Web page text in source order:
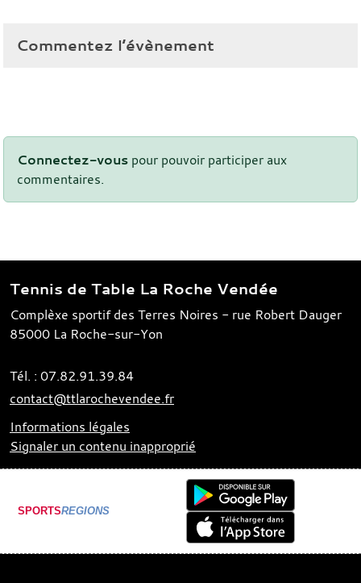
Commentez l’évènement
Connectez-vous pour pouvoir participer aux
commentaires.
Tennis de Table La Roche Vendée
Complèxe sportif des Terres Noires - rue Robert Dauger
85000 La Roche-sur-Yon
Tél. : 07.82.91.39.84
contact@ttlarochevendee.fr
Informations légales
Signaler un contenu inapproprié
SPORTSREGIONS